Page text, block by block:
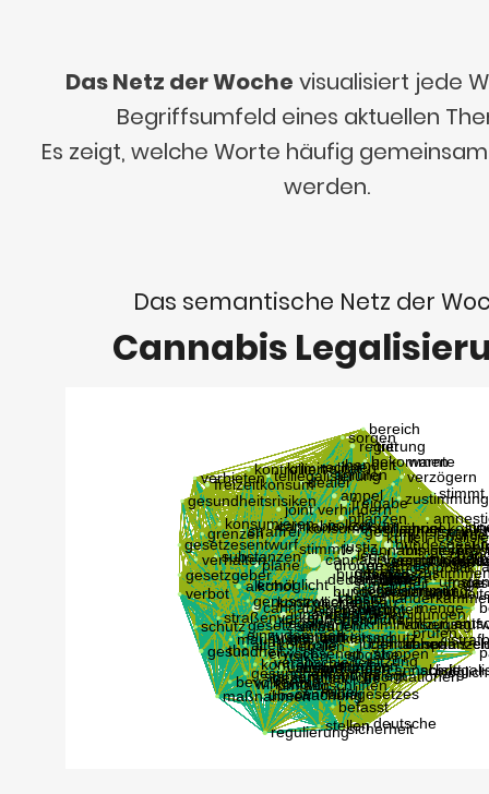
Das Netz der Woche visualisiert jede
Begriffsumfeld eines aktuellen
Es zeigt, welche Worte häufig
werden.
Das semantische Netz der
Cannabis